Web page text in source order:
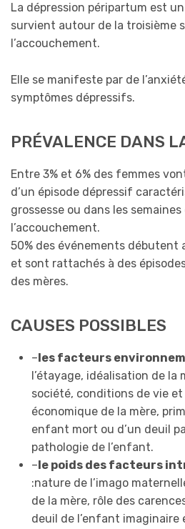
La dépression péripartum est
survient autour de la troisième
l’accouchement.
Elle se manifeste par de
symptômes dépressifs.
PRÉVALENCE DANS
Entre 3% et 6% des femmes
d’un épisode dépressif
grossesse ou dans les
l’accouchement.
50% des événements débutent
et sont rattachés à des
des mères.
CAUSES POSSIBLES
–les facteurs
l’étayage, idéalisation de la
société, conditions de vie
économique de la mère,
enfant mort ou d’un deuil
pathologie de l’enfant.
–le poids des facteurs
:nature de l’imago
de la mère, rôle des
deuil de l’enfant imaginaire